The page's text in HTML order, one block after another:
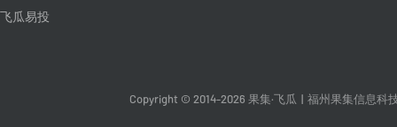
飞瓜易投
Copyright © 2014-2026 果集·飞瓜 福州果集信息科